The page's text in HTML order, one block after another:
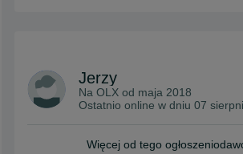
Jerzy
Na OLX od maja 2018
Ostatnio online w dniu 07
Więcej od tego